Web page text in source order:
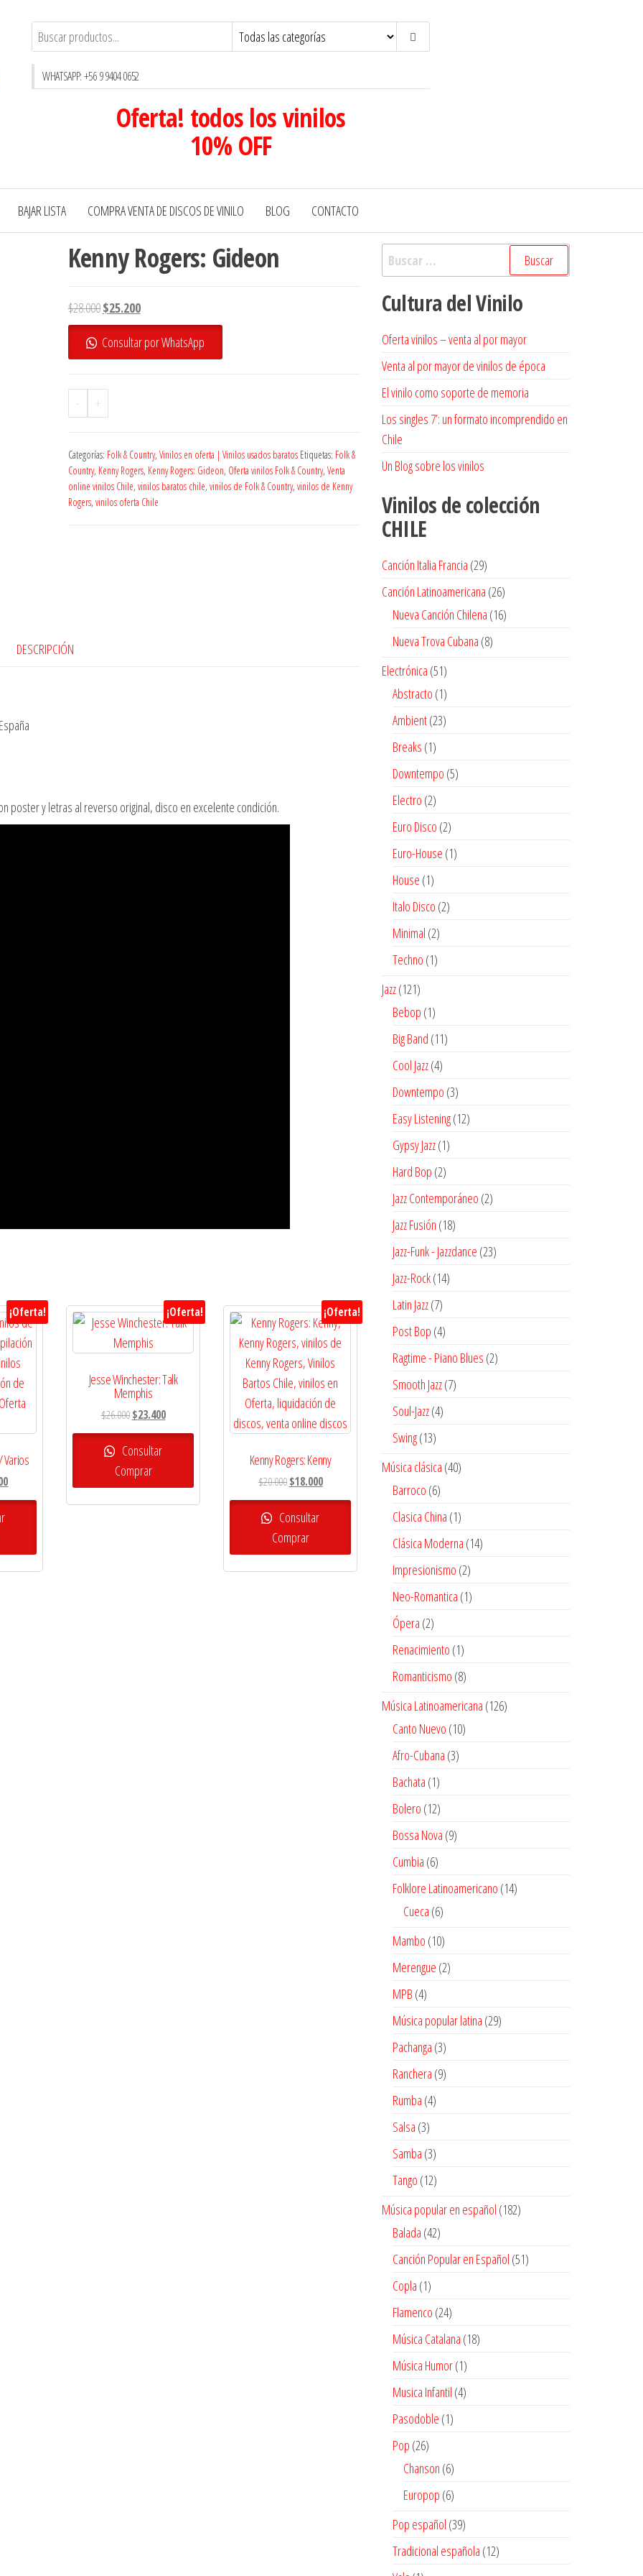
WHATSAPP: +56 9 9404 0652
Oferta! todos los vinilos
10% OFF
BAJAR LISTA COMPRA VENTA DE DISCOS DE VINILO BLOG CONTACTO
Kenny Rogers: Gideon
$28.000El
precio
original
$28.000.
$25.200El
precio
actual
Consultar por WhatsApp
- +
Categorías: Folk & Country, Vinilos en oferta | Vinilos usados baratos Etiquetas: Folk &
Country, Kenny Rogers, Kenny Rogers: Gideon, Oferta vinilos Folk & Country, Venta
online vinilos Chile, vinilos baratos chile, vinilos de Folk & Country, vinilos de Kenny
Rogers, vinilos oferta Chile
DESCRIPCIÓN
poster y letras al reverso original, disco en excelente condición.
¡Oferta!
Varios
El
precio
$18.900.
¡Oferta!
Jesse Winchester: Talk
Memphis
$26.000 El
precio
original
era:
$26.000.
$23.400El
precio
$23.400.
Consultar
Comprar
¡Oferta!
Kenny Rogers: Kenny
$20.000 El
precio
original
era:
$20.000.
$18.000El
precio
$18.000.
Consultar
Comprar
Buscar:
Cultura del Vinilo
Oferta vinilos – venta al por mayor
Venta al por mayor de vinilos de época
El vinilo como soporte de memoria
Los singles 7’: un formato incomprendido en
Chile
Un Blog sobre los vinilos
Vinilos de colección
CHILE
Canción Italia Francia 2929
productos
Canción Latinoamericana 2626
productos
Nueva Canción Chilena 1616
Nueva Trova Cubana 88
Electrónica 5151
productos
Abstracto 11
producto
Ambient 2323
Breaks 11
producto
Downtempo 55
Electro 22
productos
Euro Disco 22
productos
Euro-House 11
House 11
producto
Italo Disco 22
Minimal 22
productos
Techno 11
Jazz 121121
productos
Bebop 11
producto
Big Band 1111
Cool Jazz 44
productos
Downtempo 33
productos
Easy Listening 1212
Gypsy Jazz 11
Hard Bop 22
productos
Jazz Contemporáneo 22
Jazz Fusión 1818
productos
Jazz-Funk - Jazzdance 2323
Jazz-Rock 1414
Latin Jazz 77
productos
Post Bop 44
productos
Ragtime - Piano Blues 22
Smooth Jazz 77
Soul-Jazz 44
Swing 1313
Música clásica 4040
Barroco 66
productos
Clasica China 11
producto
Clásica Moderna 1414
Impresionismo 22
productos
Neo-Romantica 11
Ópera 22
productos
Renacimiento 11
producto
Romanticismo 88
Música Latinoamericana 126126
Canto Nuevo 1010
Afro-Cubana 33
Bachata 11
producto
Bolero 1212
productos
Bossa Nova 99
Cumbia 66
productos
Folklore Latinoamericano 1414
Cueca 66
Mambo 1010
productos
Merengue 22
MPB 44
productos
Música popular latina 2929
Pachanga 33
productos
Ranchera 99
Rumba 44
Salsa 33
productos
Samba 33
productos
Tango 1212
Música popular en español 182182
Balada 4242
productos
Canción Popular en Español 5151
Copla 11
producto
Flamenco 2424
productos
Música Catalana 1818
Música Humor 11
producto
Musica Infantil 44
Pasodoble 11
Pop 2626
productos
Chanson 66
productos
Europop 66
Pop español 3939
productos
Tradicional española 1212